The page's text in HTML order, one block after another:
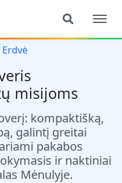
Erdvė
misijoms
kompaktišką,
galintį greitai
pakabos
ir naktiniai
Mėnulyje.